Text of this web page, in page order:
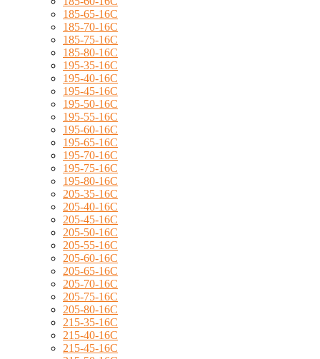
185-65-16C
185-70-16C
185-75-16C
185-80-16C
195-35-16C
195-40-16C
195-45-16C
195-50-16C
195-55-16C
195-60-16C
195-65-16C
195-70-16C
195-75-16C
195-80-16C
205-35-16C
205-40-16C
205-45-16C
205-50-16C
205-55-16C
205-60-16C
205-65-16C
205-70-16C
205-75-16C
205-80-16C
215-35-16C
215-40-16C
215-45-16C